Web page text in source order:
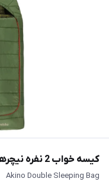
کیسه خواب 2 نفره نیچرهایک | CNK2350WS019
Akino Double Sleeping Bag